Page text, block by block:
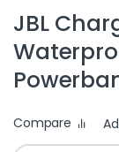
JBL
Compare